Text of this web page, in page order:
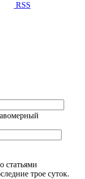
RSS
статьями
трое суток.